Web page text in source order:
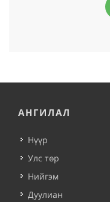
АНГИЛАЛ
Нүүр
Улс төр
Нийгэм
Дуулиан